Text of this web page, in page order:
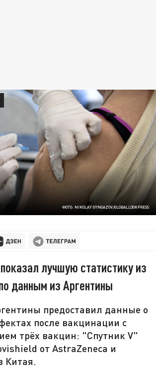
ФОТО: NIKOLAY GYNGAZOV/GLOBALLOOKPRESS
лучшую статистику из
данным из Аргентины
предоставил данные о
после вакцинации с
трёх вакцин: "Спутник V"
от AstraZeneca и
Китая.